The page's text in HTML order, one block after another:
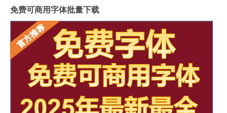
免费可商用字体批量下载